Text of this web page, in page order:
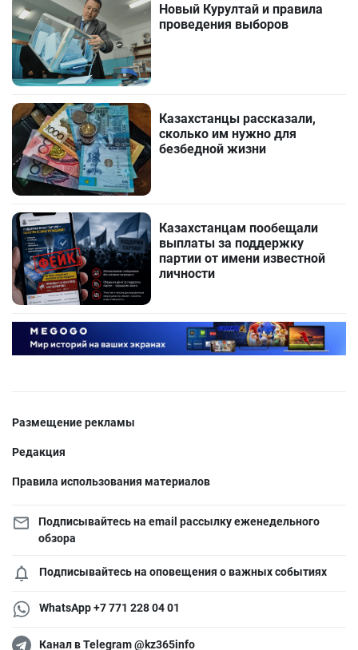
Новый Курултай и правила
проведения выборов
Казахстанцы рассказали,
сколько им нужно для
безбедной жизни
Казахстанцам пообещали
выплаты за поддержку
партии от имени известной
личности
Размещение рекламы
Редакция
Правила использования материалов
Подписывайтесь на email рассылку еженедельного
обзора
Подписывайтесь на оповещения о важных событиях
WhatsApp +7 771 228 04 01
Канал в Telegram @kz365info